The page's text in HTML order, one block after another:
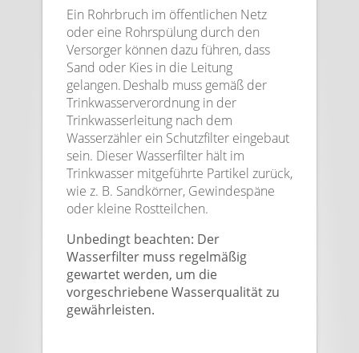
Ein Rohrbruch im öffentlichen Netz
oder eine Rohrspülung durch den
Versorger können dazu führen, dass
Sand oder Kies in die Leitung
gelangen. Deshalb muss gemäß der
Trinkwasserverordnung in der
Trinkwasserleitung nach dem
Wasserzähler ein Schutzfilter eingebaut
sein. Dieser Wasserfilter hält im
Trinkwasser mitgeführte Partikel zurück,
wie z. B. Sandkörner, Gewindespäne
oder kleine Rostteilchen.
Unbedingt beachten: Der
Wasserfilter muss regelmäßig
gewartet werden, um die
vorgeschriebene Wasserqualität zu
gewährleisten.